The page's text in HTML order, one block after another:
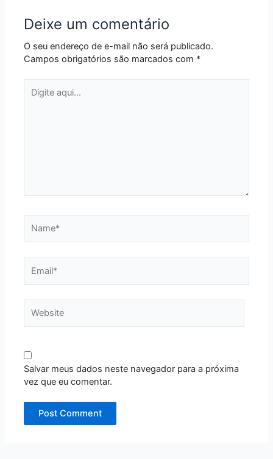
Deixe um comentário
O seu endereço de e-mail não será publicado.
Campos obrigatórios são marcados com *
aqui...
Salvar meus dados neste navegador para a próxima
vez que eu comentar.